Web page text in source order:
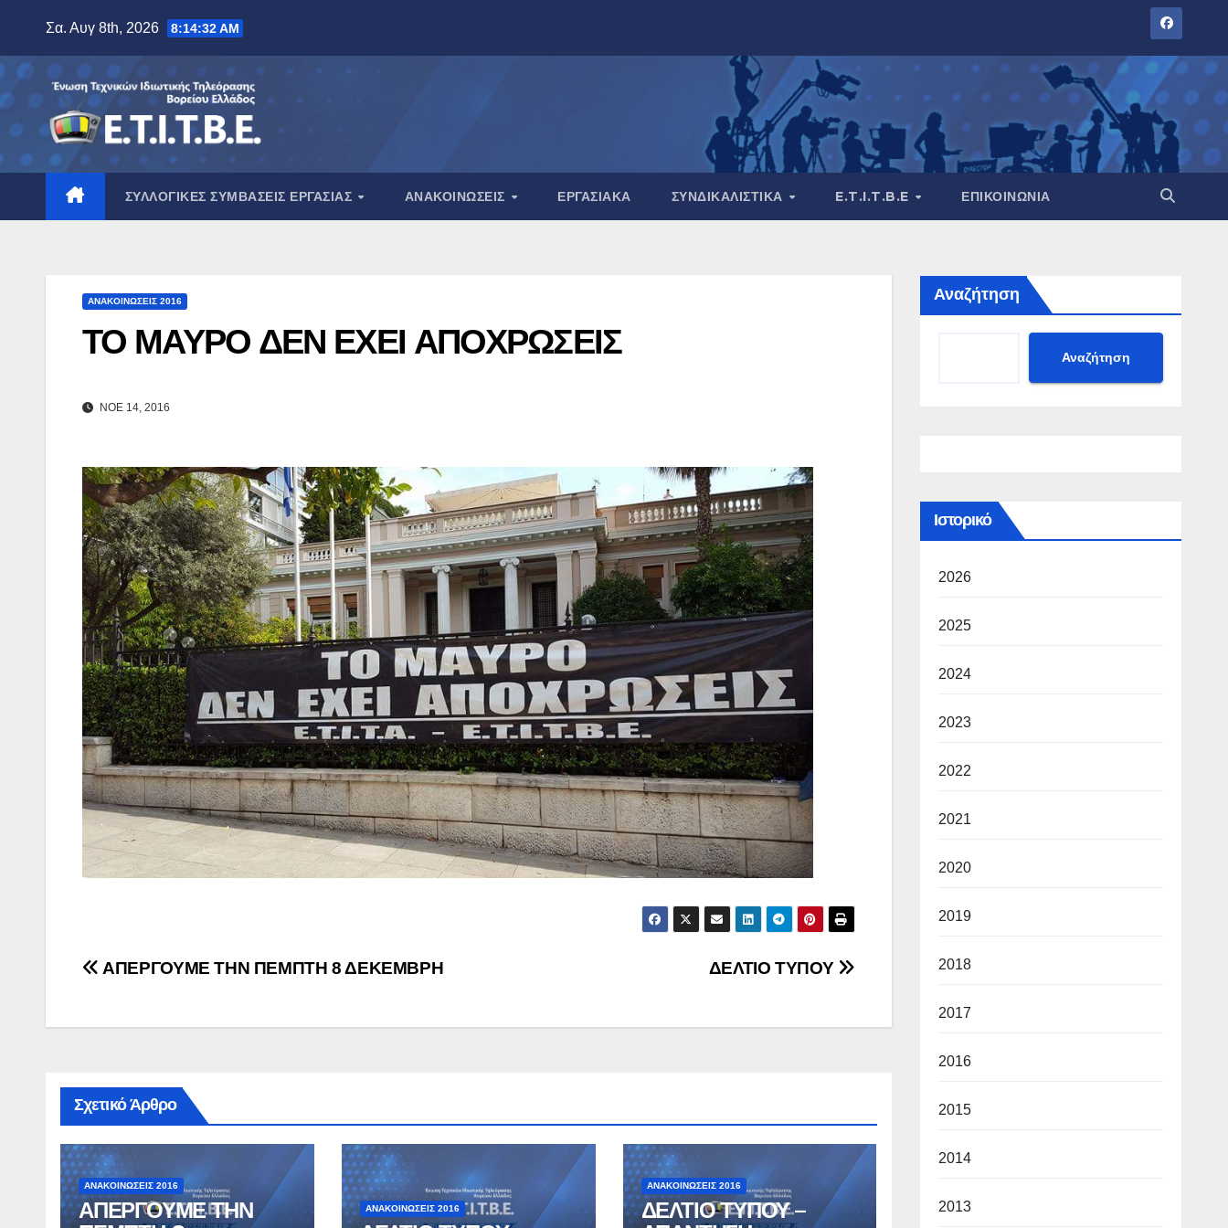
περιεχόμενο
Σα. Αυγ 8th, 2026 8:14:33 AM
ΣΥΛΛΟΓΙΚΈΣ ΣΥΜΒΆΣΕΙΣ ΕΡΓΑΣΊΑΣ ΑΝΑΚΟΙΝΏΣΕΙΣ ΕΡΓΑΣΙΑΚΆ ΣΥΝΔΙΚΑΛΙΣΤΙΚΆ E.T.I.T.B.E ΕΠΙΚΟΙΝΩΝΊΑ
ΑΝΑΚΟΙΝΏΣΕΙΣ 2016
ΤΟ ΜΑΥΡΟ ΔΕΝ ΕΧΕΙ ΑΠΟΧΡΩΣΕΙΣ
ΝΟΈ 14, 2016
Πλοήγηση
ΔΕΛΤΙΟ ΤΥΠΟΥ
ΑΠΕΡΓΟΥΜΕ ΤΗΝ ΠΕΜΠΤΗ 8 ΔΕΚΕΜΒΡΗ
Σχετικό Άρθρο
ΑΝΑΚΟΙΝΏΣΕΙΣ 2016
ΑΠΕΡΓΟΥΜΕ ΤΗΝ
ΑΝΑΚΟΙΝΏΣΕΙΣ 2016
ΑΝΑΚΟΙΝΏΣΕΙΣ 2016
ΔΕΛΤΙΟ ΤΥΠΟΥ –
Αναζήτηση
Αναζήτηση
Ιστορικό
2026
2025
2024
2023
2022
2021
2020
2019
2018
2017
2016
2015
2014
2013